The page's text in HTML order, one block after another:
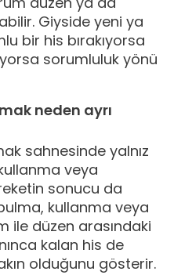
Giyside yeni ya
bir his bırakıyorsa
sorumluluk yönü
neden ayrı
sahnesinde yalnız
veya
sonucu da
kullanma veya
ile düzen arasındaki
kalan his de
olduğunu gösterir.